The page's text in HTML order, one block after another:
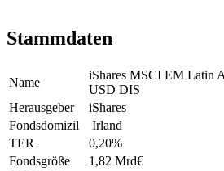
Stammdaten
Name
iShares MSCI EM Latin
USD DIS
Herausgeber
iShares
Fondsdomizil
Irland
TER
0,20%
Fondsgröße
1,82 Mrd€